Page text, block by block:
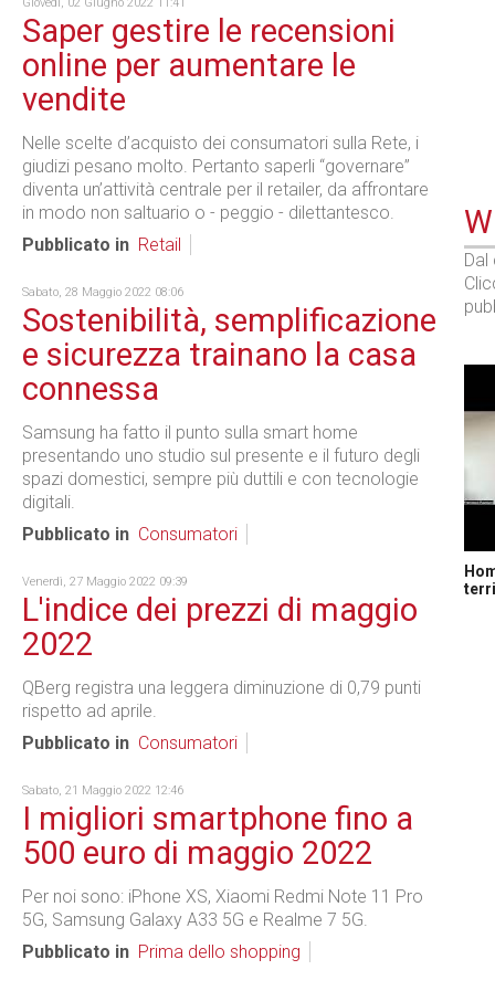
Giovedì, 02 Giugno 2022 11:41
Saper gestire le recensioni
online per aumentare le
vendite
Nelle scelte d’acquisto dei consumatori sulla Rete, i
giudizi pesano molto. Pertanto saperli “governare”
diventa un’attività centrale per il retailer, da affrontare
in modo non saltuario o - peggio - dilettantesco.
Pubblicato in Retail
Sabato, 28 Maggio 2022 08:06
Sostenibilità, semplificazione
e sicurezza trainano la casa
connessa
Samsung ha fatto il punto sulla smart home
presentando uno studio sul presente e il futuro degli
spazi domestici, sempre più duttili e con tecnologie
digitali.
Pubblicato in Consumatori
Venerdì, 27 Maggio 2022 09:39
L'indice dei prezzi di maggio
2022
QBerg registra una leggera diminuzione di 0,79 punti
rispetto ad aprile.
Pubblicato in Consumatori
Sabato, 21 Maggio 2022 12:46
I migliori smartphone fino a
500 euro di maggio 2022
Per noi sono: iPhone XS, Xiaomi Redmi Note 11 Pro
5G, Samsung Galaxy A33 5G e Realme 7 5G.
Pubblicato in Prima dello shopping